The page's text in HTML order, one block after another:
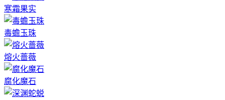
寒霜果实
毒蟾玉珠
熔火蔷薇
腐化魔石